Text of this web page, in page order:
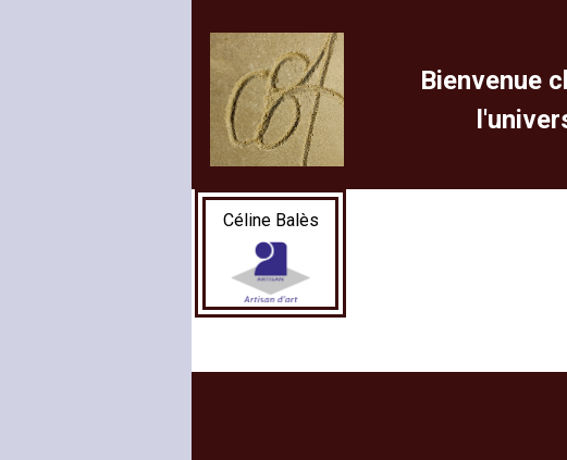
Bienvenue
Céline Balès